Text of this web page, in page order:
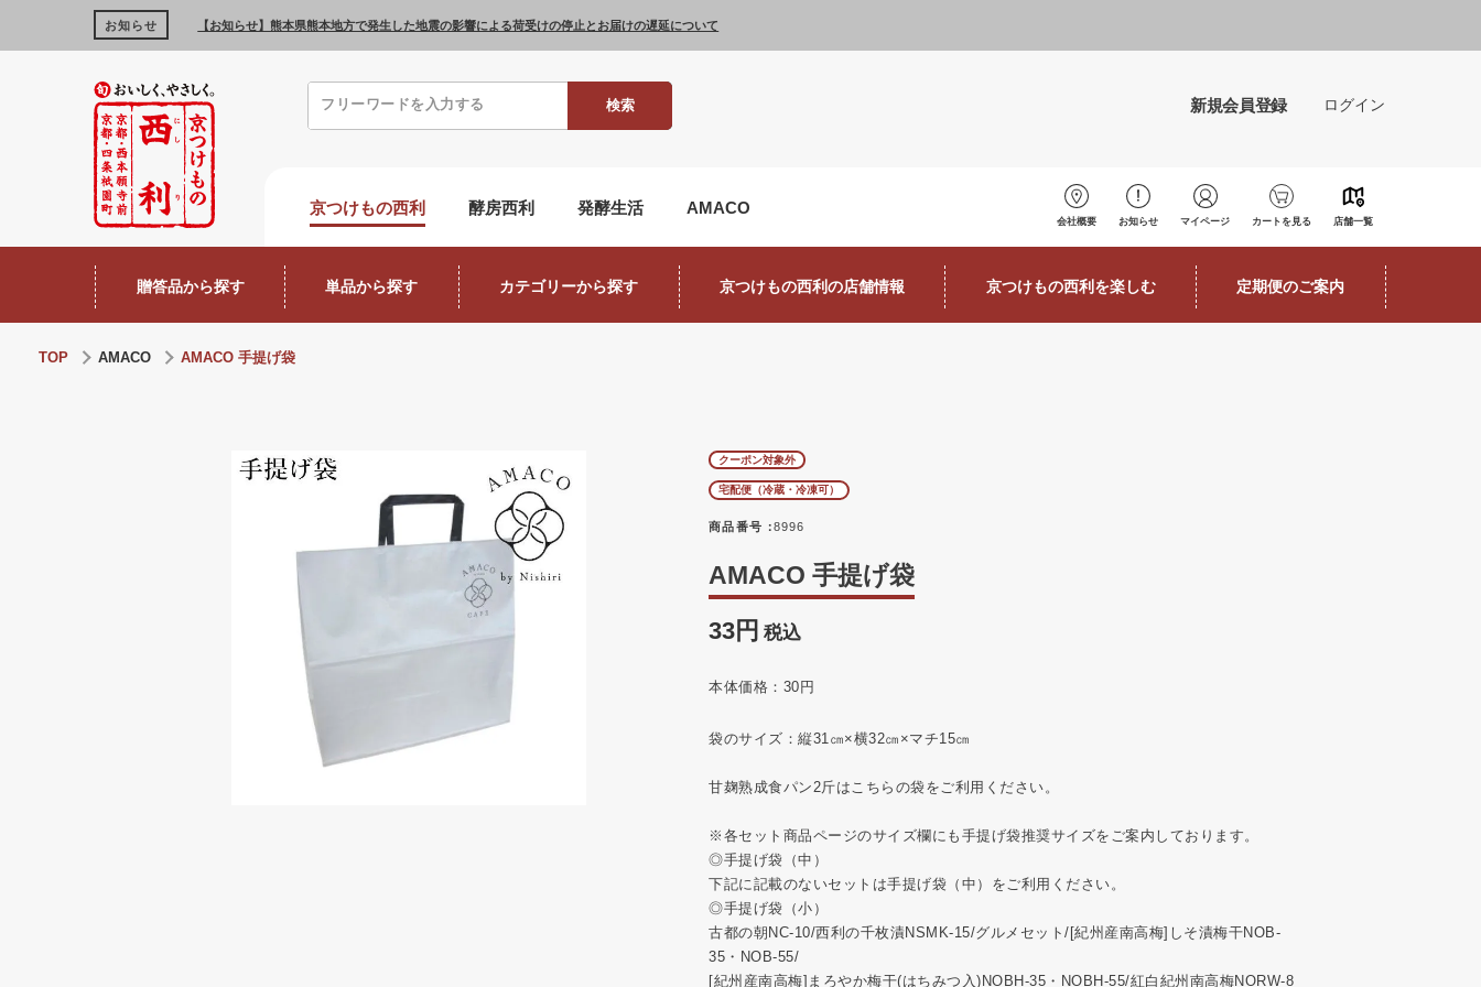
お知らせ 【お知らせ】熊本県熊本地方で発生した地震の影響による荷受けの停止とお届けの遅延について
検索 新規会員登録 ログイン
京つけもの西利 酵房西利 発酵生活 AMACO
会社概要 お知らせ マイページ カートを見る 店舗一覧
贈答品から探す 単品から探す カテゴリーから探す 京つけもの西利の店舗情報 京つけもの西利を楽しむ 定期便のご案内
TOP AMACO AMACO 手提げ袋
クーポン対象外
宅配便（冷蔵・冷凍可）
商品番号 8996
AMACO 手提げ袋
33 税込
本体価格：30円
袋のサイズ：縦31㎝×横32㎝×マチ15㎝
甘麹熟成食パン2斤はこちらの袋をご利用ください。
※各セット商品ページのサイズ欄にも手提げ袋推奨サイズをご案内しております。
◎手提げ袋（中）
下記に記載のないセットは手提げ袋（中）をご利用ください。
◎手提げ袋（小）
古都の朝NC-10/西利の千枚漬NSMK-15/グルメセット/[紀州産南高梅]しそ漬梅干NOB‐
35・NOB‐55/
[紀州産南高梅]まろやか梅干(はちみつ入)NOBH‐35・NOBH‐55/紅白紀州南高梅NORW-8